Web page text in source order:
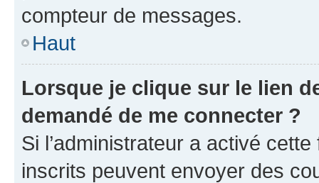
compteur de messages.
Haut
Lorsque je clique sur le lien
demandé de me connecter ?
Si l’administrateur a activé
inscrits peuvent envoyer des